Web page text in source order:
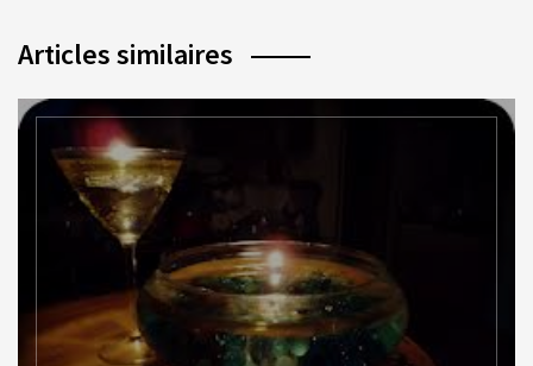
Articles similaires